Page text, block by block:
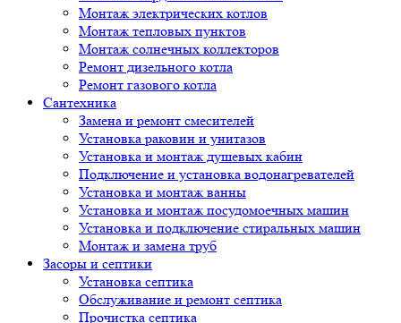
Монтаж электрических котлов
Монтаж тепловых пунктов
Монтаж солнечных коллекторов
Ремонт дизельного котла
Ремонт газового котла
Cантехника
Замена и ремонт смесителей
Установка раковин и унитазов
Установка и монтаж душевых кабин
Подключение и установка водонагревателей
Установка и монтаж ванны
Установка и монтаж посудомоечных машин
Установка и подключение стиральных машин
Монтаж и замена труб
Засоры и септики
Установка септика
Обслуживание и ремонт септика
Прочистка септика